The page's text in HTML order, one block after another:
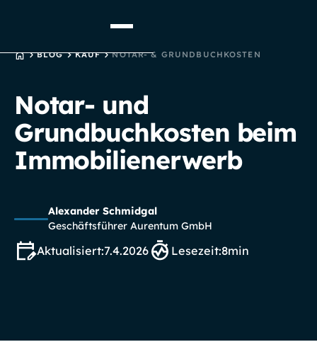
STARTSEITE
BLOG KAUF NOTAR- & GRUNDBUCHKOSTEN
Notar- und
Grundbuchkosten beim
Immobilienerwerb
Alexander Schmidgal
Geschäftsführer Aurentum GmbH
Aktualisiert:7.4.2026 Lesezeit:8min